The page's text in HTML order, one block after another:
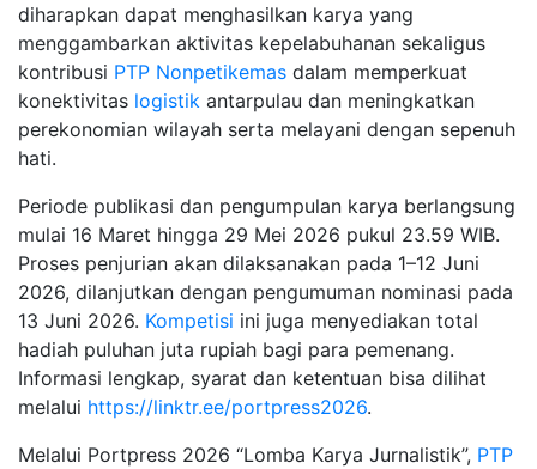
diharapkan dapat menghasilkan karya yang
menggambarkan aktivitas kepelabuhanan sekaligus
kontribusi PTP Nonpetikemas dalam memperkuat
konektivitas logistik antarpulau dan meningkatkan
perekonomian wilayah serta melayani dengan sepenuh
hati.
Periode publikasi dan pengumpulan karya berlangsung
mulai 16 Maret hingga 29 Mei 2026 pukul 23.59 WIB.
Proses penjurian akan dilaksanakan pada 1–12 Juni
2026, dilanjutkan dengan pengumuman nominasi pada
13 Juni 2026. Kompetisi ini juga menyediakan total
hadiah puluhan juta rupiah bagi para pemenang.
Informasi lengkap, syarat dan ketentuan bisa dilihat
melalui https://linktr.ee/portpress2026.
Melalui Portpress 2026 “Lomba Karya Jurnalistik”, PTP